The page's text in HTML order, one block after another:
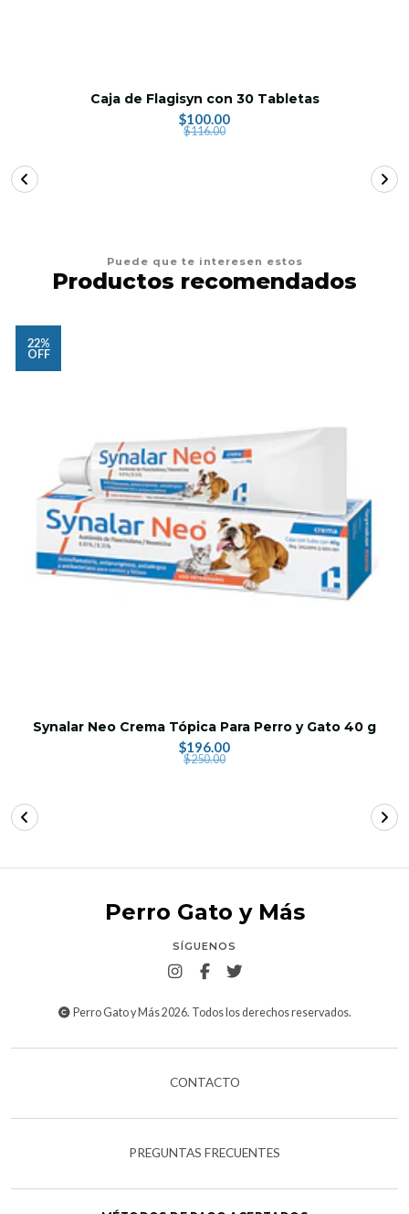
Caja de Flagisyn con 30 Tabletas
$100.00
$116.00
Puede que te interesen estos
Productos recomendados
22%
OFF
Synalar Neo Crema Tópica Para Perro y Gato 40 g
$196.00
$250.00
Perro Gato y Más
SÍGUENOS
Perro Gato y Más 2026. Todos los derechos reservados.
CONTACTO
PREGUNTAS FRECUENTES